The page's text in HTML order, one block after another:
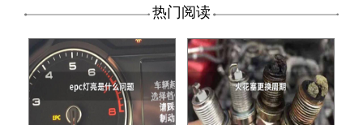
热门阅读